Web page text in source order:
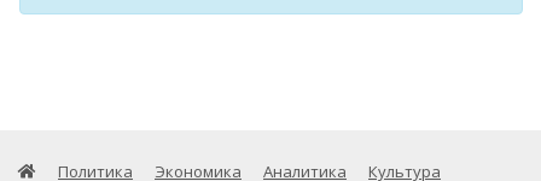
Политика Экономика Аналитика Культура